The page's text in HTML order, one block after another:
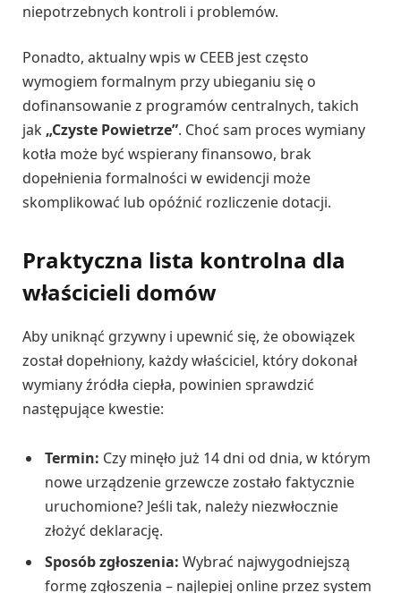
niepotrzebnych kontroli i problemów.
Ponadto, aktualny wpis w CEEB jest często
wymogiem formalnym przy ubieganiu się o
dofinansowanie z programów centralnych, takich
jak „Czyste Powietrze”. Choć sam proces wymiany
kotła może być wspierany finansowo, brak
dopełnienia formalności w ewidencji może
skomplikować lub opóźnić rozliczenie dotacji.
Praktyczna lista kontrolna dla
właścicieli domów
Aby uniknąć grzywny i upewnić się, że obowiązek
został dopełniony, każdy właściciel, który dokonał
wymiany źródła ciepła, powinien sprawdzić
następujące kwestie:
Termin: Czy minęło już 14 dni od dnia, w którym
nowe urządzenie grzewcze zostało faktycznie
uruchomione? Jeśli tak, należy niezwłocznie
złożyć deklarację.
Sposób zgłoszenia: Wybrać najwygodniejszą
formę zgłoszenia – najlepiej online przez system